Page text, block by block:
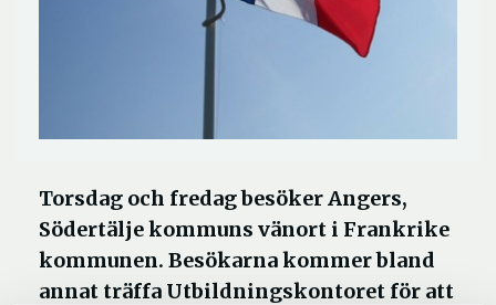
Torsdag och fredag besöker Angers,
Södertälje kommuns vänort i Frankrike
kommunen. Besökarna kommer bland
annat träffa Utbildningskontoret för att